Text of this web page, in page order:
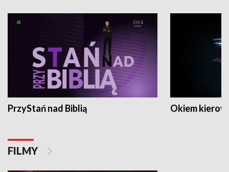
PrzyStań nad Biblią Okiem
FILMY